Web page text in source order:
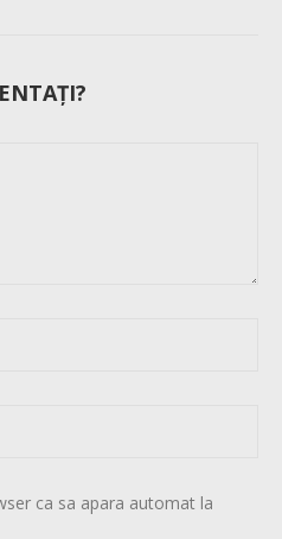
ca sa apara automat la